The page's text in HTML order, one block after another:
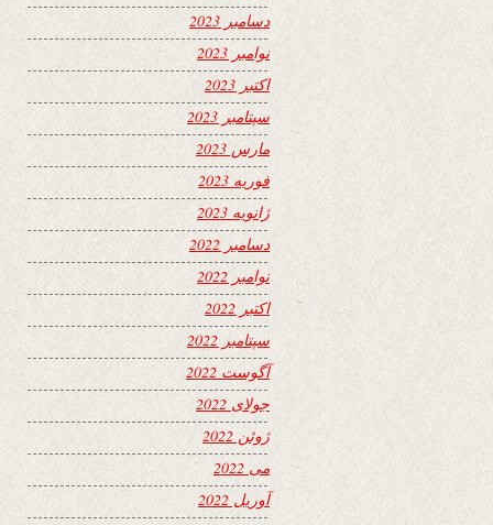
دسامبر 2023
نوامبر 2023
اکتبر 2023
سپتامبر 2023
مارس 2023
فوریه 2023
ژانویه 2023
دسامبر 2022
نوامبر 2022
اکتبر 2022
سپتامبر 2022
آگوست 2022
جولای 2022
ژوئن 2022
می 2022
آوریل 2022